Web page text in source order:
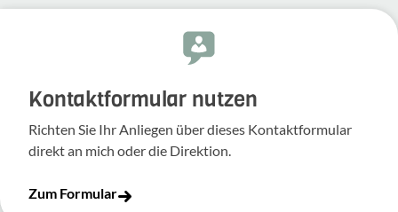
Kontakt­for­mular nutzen
Richten Sie Ihr Anliegen über dieses Kontakt­for­mular
direkt an mich oder die Direk­tion.
Zum Formular